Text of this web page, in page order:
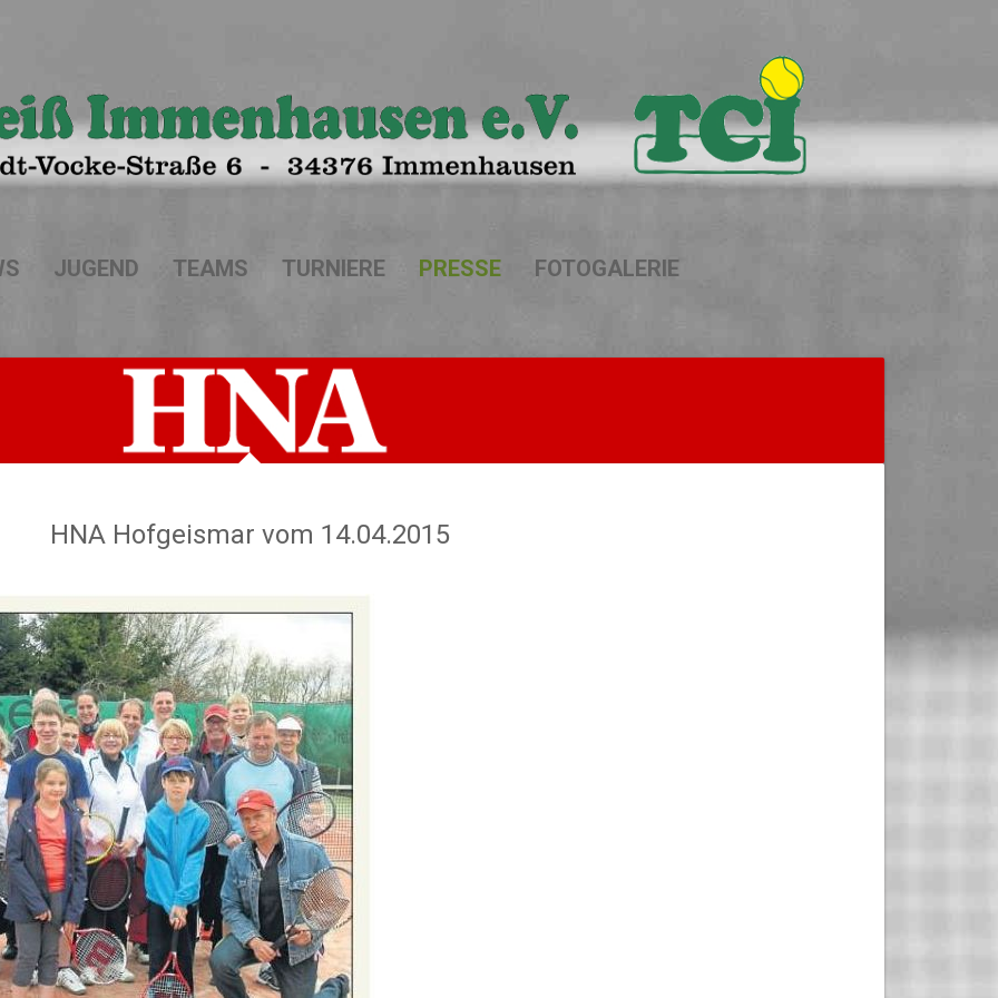
JUGEND TEAMS TURNIERE PRESSE FOTOGALERIE
HNA Hofgeismar vom 14.04.2015